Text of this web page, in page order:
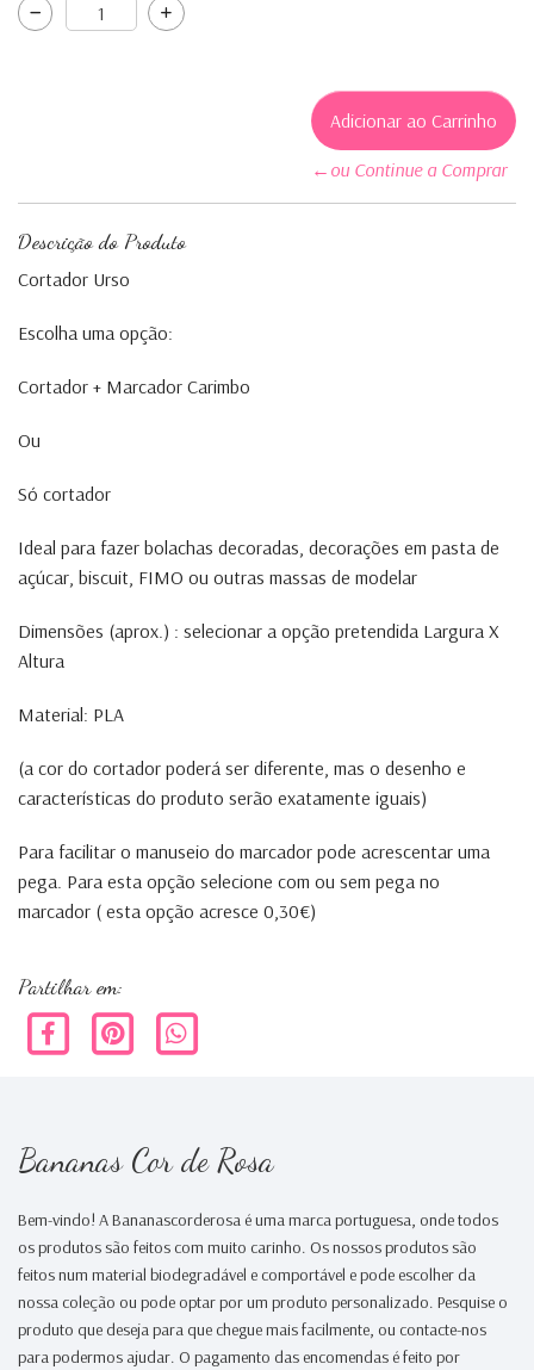
←ou Continue a Comprar
Descrição do Produto
Cortador Urso
Escolha uma opção:
Cortador + Marcador Carimbo
Ou
Só cortador
Ideal para fazer bolachas decoradas, decorações em pasta de
açúcar, biscuit, FIMO ou outras massas de modelar
Dimensões (aprox.) : selecionar a opção pretendida Largura X
Altura
Material: PLA
(a cor do cortador poderá ser diferente, mas o desenho e
características do produto serão exatamente iguais)
Para facilitar o manuseio do marcador pode acrescentar uma
pega. Para esta opção selecione com ou sem pega no
marcador ( esta opção acresce 0,30€)
Partilhar em:
Bananas Cor de Rosa
Bem-vindo! A Bananascorderosa é uma marca portuguesa, onde todos
os produtos são feitos com muito carinho. Os nossos produtos são
feitos num material biodegradável e comportável e pode escolher da
nossa coleção ou pode optar por um produto personalizado. Pesquise o
produto que deseja para que chegue mais facilmente, ou contacte-nos
para podermos ajudar. O pagamento das encomendas é feito por